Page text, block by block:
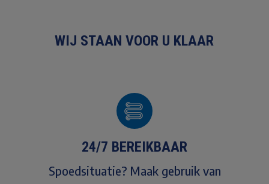
WIJ STAAN VOOR U KLAAR
24/7 BEREIKBAAR
Spoedsituatie? Maak gebruik van